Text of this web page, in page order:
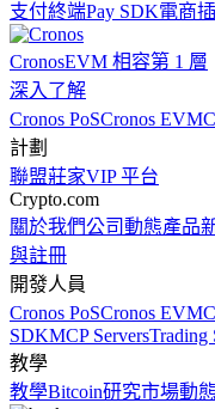
支付終端Pay SDK電商
CronosEVM 相容第 1 層
深入了解
Cronos PoSCronos EVM
計劃
聯盟莊家VIP 平台
Crypto.com
關於我們公司動態產品
與註冊
開發人員
Cronos PoSCronos EVM
SDKMCP ServersTrading
教學
教學Bitcoin研究市場動態